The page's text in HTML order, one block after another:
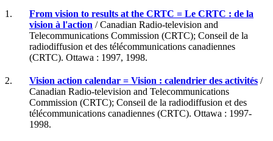
1.
From vision to results at the CRTC = Le CRTC : de la
vision à l'action / Canadian Radio-television and
Telecommunications Commission (CRTC); Conseil de la
radiodiffusion et des télécommunications canadiennes
(CRTC). Ottawa : 1997, 1998.
2. Vision action calendar = Vision : calendrier des activités /
Canadian Radio-television and Telecommunications
Commission (CRTC); Conseil de la radiodiffusion et des
télécommunications canadiennes (CRTC). Ottawa : 1997-
1998.